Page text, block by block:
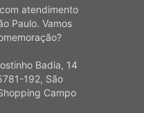
atendimento
Paulo. Vamos
Badia, 14
192, São
Campo